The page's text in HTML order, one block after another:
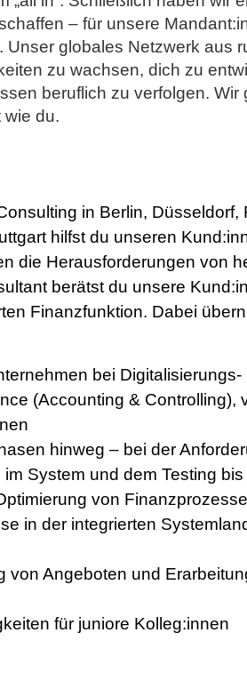
– für unsere
globales Netzwerk aus
zu wachsen, dich zu
beruflich zu verfolgen. Wir
wie du.
in Berlin, Düsseldorf,
hilfst du unseren
die Herausforderungen von
berätst du unsere
Finanzfunktion. Dabei
bei Digitalisierungs-
(Accounting & Controlling),
hinweg – bei der
System und dem Testing
von
in der integrierten
von Angeboten und
für juniore Kolleg:innen